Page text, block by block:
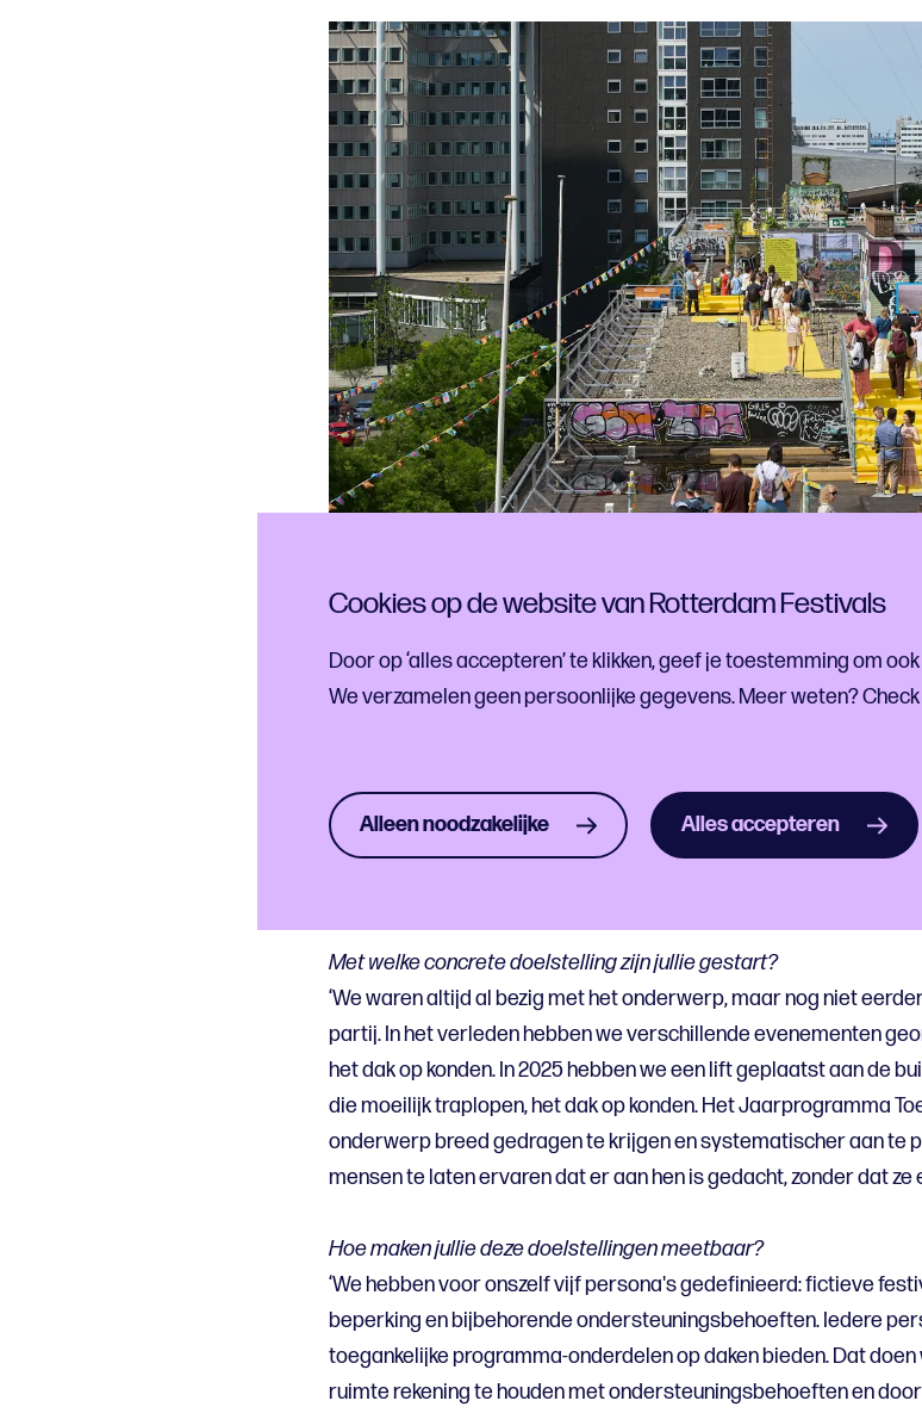
Cookies op de website van Rotterdam Festivals
Door op ‘alles accepteren’ te klikken, geef je toestemming om
We verzamelen geen persoonlijke gegevens. Meer weten?
Alleen noodzakelijke Alles accepteren
Met welke concrete doelstelling zijn jullie gestart?
‘We waren altijd al bezig met het onderwerp, maar nog niet
partij. In het verleden hebben we verschillende evenementen
het dak op konden. In 2025 hebben we een lift geplaatst aan de
die moeilijk traplopen, het dak op konden. Het Jaarprogramma
onderwerp breed gedragen te krijgen en systematischer aan te
mensen te laten ervaren dat er aan hen is gedacht, zonder dat ze
Hoe maken jullie deze doelstellingen meetbaar?
‘We hebben voor onszelf vijf persona's gedefinieerd: fictieve
beperking en bijbehorende ondersteuningsbehoeften. Iedere
toegankelijke programma-onderdelen op daken bieden. Dat
ruimte rekening te houden met ondersteuningsbehoeften en